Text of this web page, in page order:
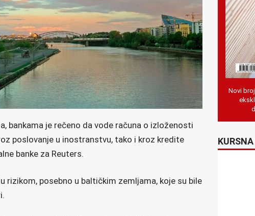
bankama je rečeno da vode računa o izloženosti
poslovanje u inostranstvu, tako i kroz kredite
banke za Reuters.
rizikom, posebno u baltičkim zemljama, koje su bile
Novi